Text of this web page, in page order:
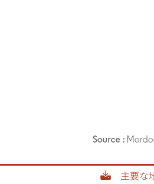
画像 © Mordor Intelligence。再利用にはCC BY